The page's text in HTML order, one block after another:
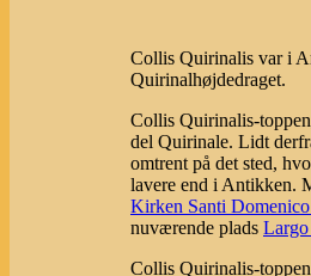
Collis Quirinalis var i
Quirinalhøjdedraget.
Collis Quirinalis-
del Quirinale. Lidt
omtrent på det sted,
lavere end i Antikken.
Kirken Santi
nuværende plads
Collis Quirinalis-